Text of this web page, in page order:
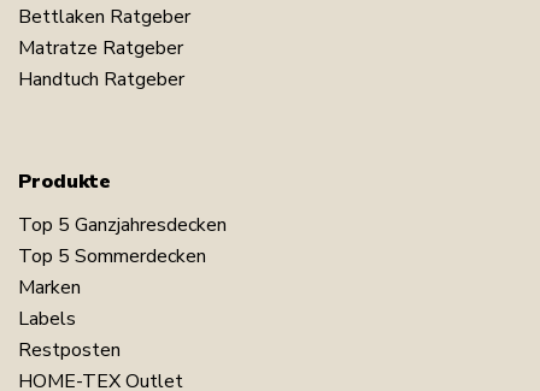
Bettlaken Ratgeber
Matratze Ratgeber
Handtuch Ratgeber
Produkte
Top 5 Ganzjahresdecken
Top 5 Sommerdecken
Marken
Labels
Restposten
HOME-TEX Outlet